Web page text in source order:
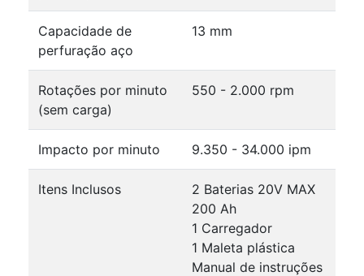
Capacidade de
perfuração aço
13 mm
Rotações por minuto
(sem carga)
550 - 2.000 rpm
Impacto por minuto 9.350 - 34.000 ipm
Itens Inclusos
2 Baterias 20V MAX
200 Ah
1 Carregador
1 Maleta plástica
Manual de instruções